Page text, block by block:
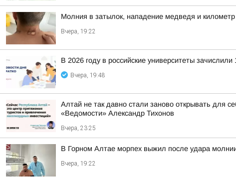
Молния в затылок, нападение медведя и
Вчера, 19:22
В 2026 году в российские университеты зачислили
Вчера, 19:48
Алтай не так давно стали заново открывать для
«Ведомости» Александр Тихонов
Вчера, 23:25
В Горном Алтае морпех выжил после удара
Вчера, 19:22